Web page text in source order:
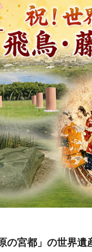
の宮都」の世界
影響
窓口